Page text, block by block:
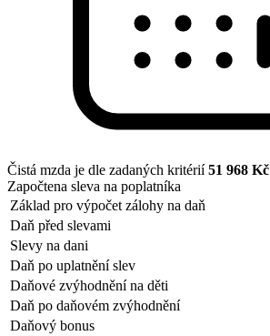
Čistá mzda je dle zadaných kritérií51 968 Kč
Započtena sleva na poplatníka
Základ pro výpočet zálohy na daň
Daň před slevami
Slevy na dani
Daň po uplatnění slev
Daňové zvýhodnění na děti
Daň po daňovém zvýhodnění
Daňový bonus